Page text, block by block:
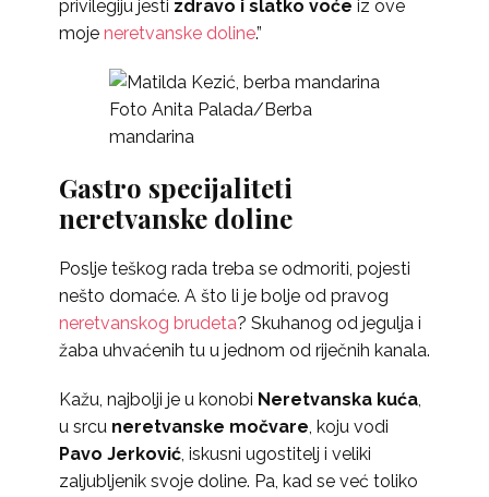
privilegiju jesti zdravo i slatko voće iz ove
moje neretvanske doline.”
Foto Anita Palada/Berba
mandarina
Gastro specijaliteti
neretvanske doline
Poslje teškog rada treba se odmoriti, pojesti
nešto domaće. A što li je bolje od pravog
neretvanskog brudeta? Skuhanog od jegulja i
žaba uhvaćenih tu u jednom od riječnih kanala.
Kažu, najbolji je u konobi Neretvanska kuća,
u srcu neretvanske močvare, koju vodi
Pavo Jerković, iskusni ugostitelj i veliki
zaljubljenik svoje doline. Pa, kad se već toliko